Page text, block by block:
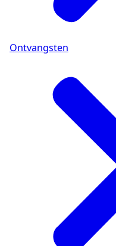
Ontvangsten